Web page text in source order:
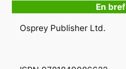
En bref
Osprey Publisher Ltd.